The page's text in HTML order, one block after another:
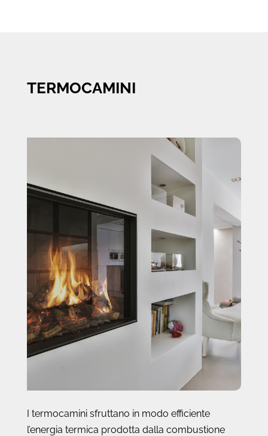
TERMOCAMINI
I termocamini sfruttano in modo efficiente
l’energia termica prodotta dalla combustione